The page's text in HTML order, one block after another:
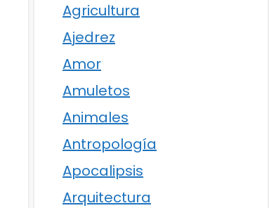
Agricultura
Ajedrez
Amor
Amuletos
Animales
Antropología
Apocalipsis
Arquitectura